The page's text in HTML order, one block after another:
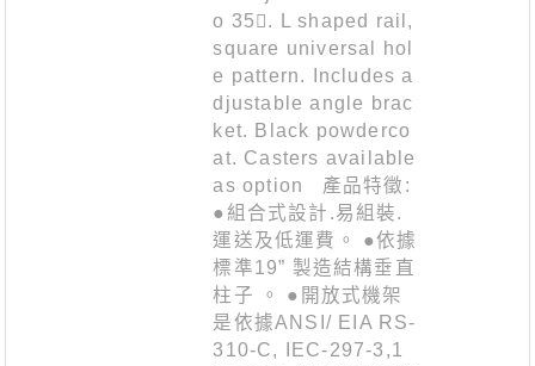
o 35. L shaped rail,
square universal hol
e pattern. Includes a
djustable angle brac
ket. Black powderco
at. Casters available
as option 產品特徵:
●組合式設計.易組裝.
運送及低運費。 ●依據
標準19” 製造結構垂直
柱子 。 ●開放式機架
是依據ANSI/ EIA RS-
310-C, IEC-297-3,1